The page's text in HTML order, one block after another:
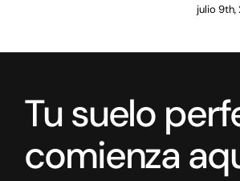
julio 9th,
Tu suelo
comienza